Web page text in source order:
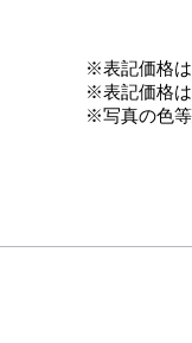
※表記価格は
​※表記価格は
※写真の色